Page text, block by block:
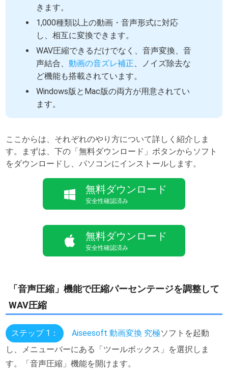
きます。
1,000種類以上の動画・音声形式に対応
し、相互に変換できます。
WAV圧縮できるだけでなく、音声変換、音
声結合、動画の音ズレ補正 、ノイズ除去な
ど機能も搭載されています。
Windows版とMac版の両方が用意されてい
ます。
ここからは、それぞれのやり方について詳しく紹介しま
す。まずは、下の「無料ダウンロード」ボタンからソフト
をダウンロードし、パソコンにインストールします。
無料ダウンロード
安全性確認済み
無料ダウンロード
安全性確認済み
「音声圧縮」機能で圧縮パーセンテージを調整して
WAV圧縮
ステップ 1： Aiseesoft 動画変換 究極ソフトを起動
し、メニューバーにある「ツールボックス」を選択しま
す。「音声圧縮」機能を開けます。